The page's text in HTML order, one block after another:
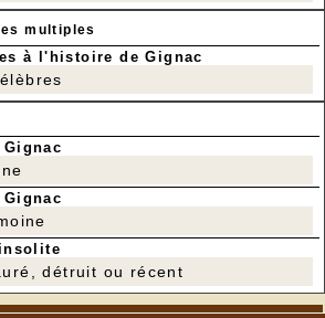
multiples
à l'histoire de Gignac
détruit ou récent